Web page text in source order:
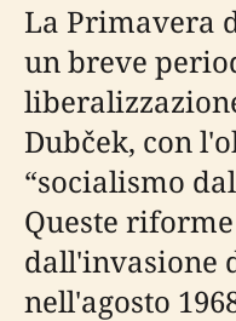
La Primavera
un breve
Dubček, con
“socialismo
Queste
dall'invasione
nell'agosto